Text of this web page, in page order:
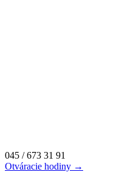
045 / 673 31 91
Otváracie hodiny →